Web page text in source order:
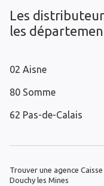
Les
les
02 Aisne
80 Somme
62 Pas-de-Calais
Trouver une agence Caisse
Douchy les Mines